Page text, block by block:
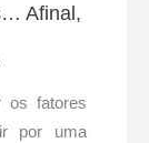
Afinal,
os fatores
por uma